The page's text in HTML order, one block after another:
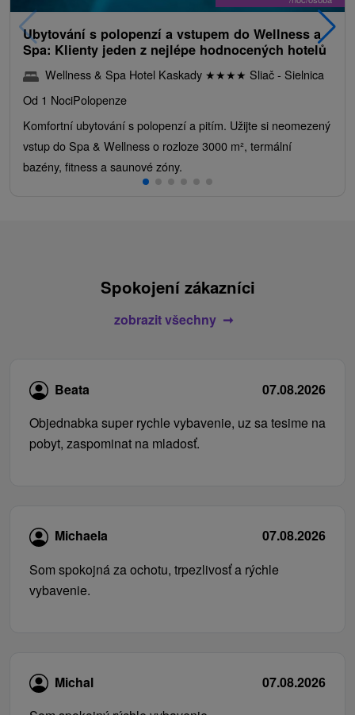
Ubytování s polopenzí a vstupem do Wellness a
Spa: Klienty jeden z nejlépe hodnocených hotelů
Wellness & Spa Hotel Kaskady ★★★★ Sliač - Sielnica
Od 1 NociPolopenze
Komfortní ubytování s polopenzí a pitím. Užijte si neomezený
vstup do Spa & Wellness o rozloze 3000 m², termální
bazény, fitness a saunové zóny.
Spokojení zákazníci
zobrazit všechny
Beata
07.08.2026
Objednabka super rychle vybavenie, uz sa tesime na
pobyt, zaspominat na mladosť.
Michaela
07.08.2026
Som spokojná za ochotu, trpezlivosť a rýchle
vybavenie.
Michal
07.08.2026